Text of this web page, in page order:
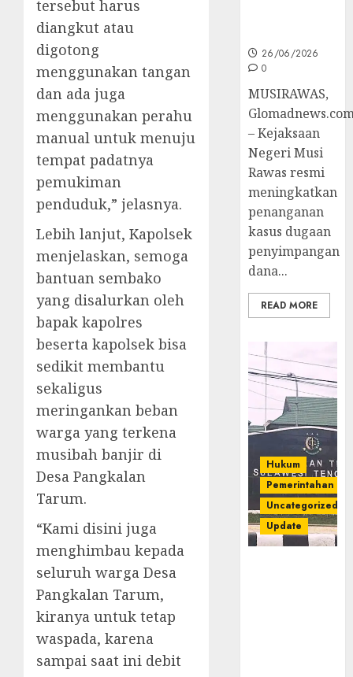
tersebut harus
diangkut atau
digotong
menggunakan tangan
dan ada juga
menggunakan perahu
manual untuk menuju
tempat padatnya
pemukiman
penduduk,” jelasnya.
Lebih lanjut, Kapolsek
menjelaskan, semoga
bantuan sembako
yang disalurkan oleh
bapak kapolres
beserta kapolsek bisa
sedikit membantu
sekaligus
meringankan beban
warga yang terkena
musibah banjir di
Desa Pangkalan
Tarum.
“Kami disini juga
menghimbau kepada
seluruh warga Desa
Pangkalan Tarum,
kiranya untuk tetap
waspada, karena
sampai saat ini debit
26/06/2026
0
MUSIRAWAS,
– Kejaksaan
Negeri Musi
Rawas resmi
meningkatkan
penanganan
kasus dugaan
penyimpangan
dana...
READ MORE
Hukum
Pemerintahan
Uncategorized
Update